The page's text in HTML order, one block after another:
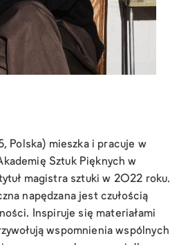
Polska) mieszka i pracuje w
Sztuk Pięknych w
magistra sztuki w 2022 roku.
napędzana jest czułością
Inspiruje się materiałami
wspomnienia wspólnych